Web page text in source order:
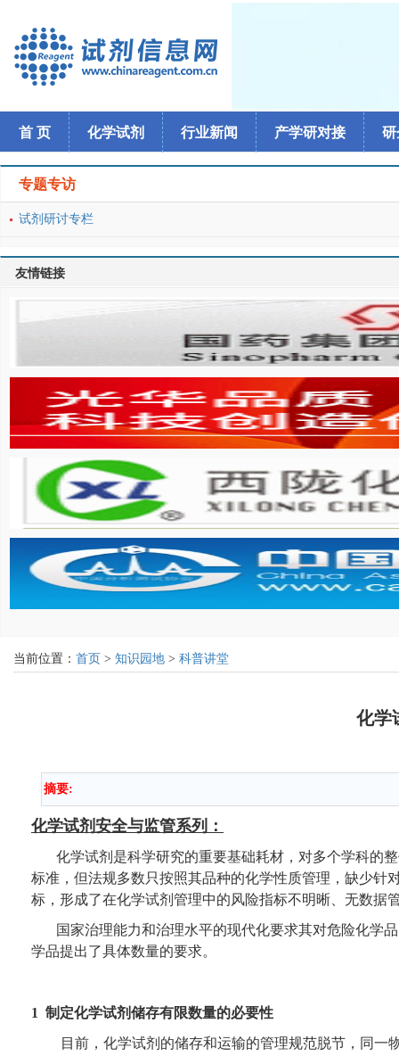
首 页 化学试剂 行业新闻 产学研对接 研
专题专访
试剂研讨专栏
友情链接
当前位置： 首页 > 知识园地 > 科普讲堂
化学
摘要:
化学试剂安全与监管系列：
化学试剂是科学研究的重要基础耗材，对多个学科的
标准，但法规多数只按照其品种的化学性质管理，缺少针
标，形成了在化学试剂管理中的风险指标不明晰、无数据
国家治理能力和治理水平的现代化要求其对危险化学
学品提出了具体数量的要求。
1 制定化学试剂储存有限数量的必要性
目前，化学试剂的储存和运输的管理规范脱节，同